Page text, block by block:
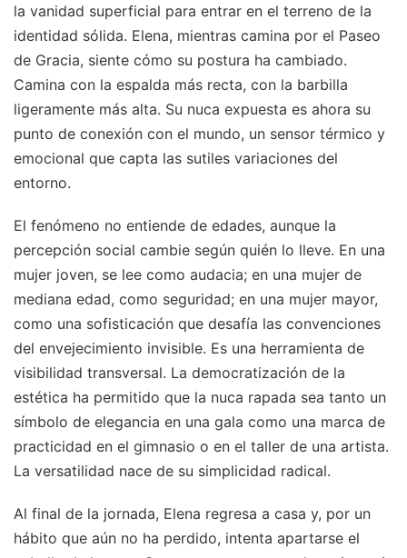
la vanidad superficial para entrar en el terreno de la
identidad sólida. Elena, mientras camina por el Paseo
de Gracia, siente cómo su postura ha cambiado.
Camina con la espalda más recta, con la barbilla
ligeramente más alta. Su nuca expuesta es ahora su
punto de conexión con el mundo, un sensor térmico y
emocional que capta las sutiles variaciones del
entorno.
El fenómeno no entiende de edades, aunque la
percepción social cambie según quién lo lleve. En una
mujer joven, se lee como audacia; en una mujer de
mediana edad, como seguridad; en una mujer mayor,
como una sofisticación que desafía las convenciones
del envejecimiento invisible. Es una herramienta de
visibilidad transversal. La democratización de la
estética ha permitido que la nuca rapada sea tanto un
símbolo de elegancia en una gala como una marca de
practicidad en el gimnasio o en el taller de una artista.
La versatilidad nace de su simplicidad radical.
Al final de la jornada, Elena regresa a casa y, por un
hábito que aún no ha perdido, intenta apartarse el